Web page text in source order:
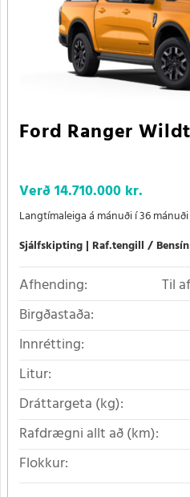
Ford Ranger
Verð14.710.000 kr.
Langtímaleiga á mánuði í 36 mánuði
Sjálfskipting Raf.tengill / Bensín
Afhending:
Til
Birgðastaða:
Innrétting:
Litur:
Dráttargeta (kg):
Rafdrægni allt að (km):
Flokkur: